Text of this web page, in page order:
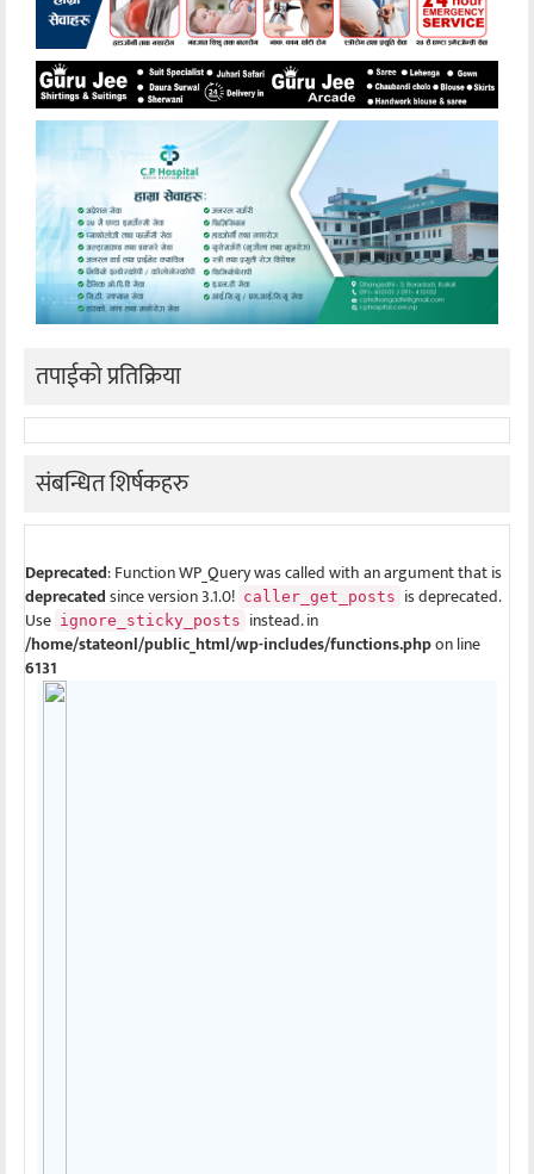
तपाईको प्रतिक्रिया
संबन्धित शिर्षकहरु
Deprecated: Function WP_Query was called with an argument that is
deprecatedsince version 3.1.0! caller_get_posts is deprecated.
Use ignore_sticky_posts instead. in
/home/stateonl/public_html/wp-includes/functions.phpon line
6131